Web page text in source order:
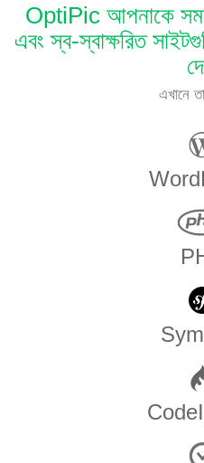
OptiPic আপনাকে
এবং স্ব-স্বাক্ষরিত
এখানে